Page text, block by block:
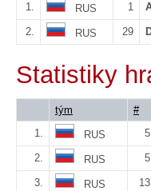
1.
RUS 1
2. RUS 29
Statistiky
tým #
1.
RUS 5
2. RUS 5
3. RUS 13